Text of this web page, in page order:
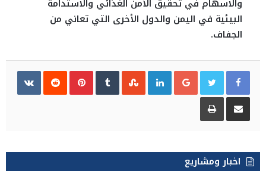
والاسهام في تحقيق الأمن الغذائي والاستدامة
البيئية في اليمن والدول الأخرى التي تعاني من
الجفاف.
Google+
LinkedIn
Pinterest
مشاركة عبر البريد طباعة
اخبار ومشاريع